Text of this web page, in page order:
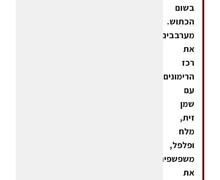
בשום
הכתוש.
מערבבים
את
רכז
הרימונים
עם
שמן
זית,
מלח
ופלפל,
משפשפים
את